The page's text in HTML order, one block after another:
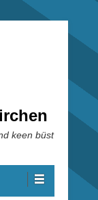
keen büst